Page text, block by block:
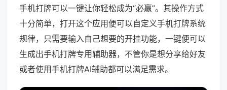
手机打牌可以一键让你轻松成为“必赢”。其操作方式
十分简单，打开这个应用便可以自定义手机打牌系统
规律，只需要输入自己想要的开挂功能，一键便可以
生成出手机打牌专用辅助器，不管你是想分享给好友
或者使用手机打牌AI辅助都可以满足需求。